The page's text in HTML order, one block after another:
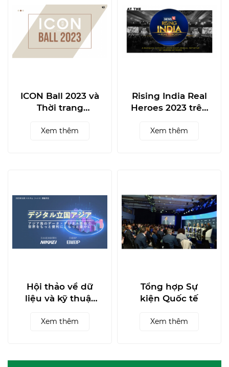
ICON Ball 2023 và
Thời trang
Xem thêm
Rising India Real
Heroes 2023 trên
xây dựng thương
Xem thêm
Hội thảo về dữ
liệu và kỹ thuật
NIKKEI tổ chức
Xem thêm
Tổng hợp Sự
kiện Quốc tế
Xem thêm